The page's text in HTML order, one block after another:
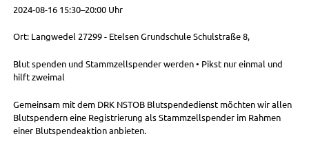
2024-08-16 15:30–20:00 Uhr
Ort: Langwedel 27299 - Etelsen Grundschule Schulstraße 8,
Blut spenden und Stammzellspender werden • Pikst nur einmal und
hilft zweimal
Gemeinsam mit dem DRK NSTOB Blutspendedienst möchten wir allen
Blutspendern eine Registrierung als Stammzellspender im Rahmen
einer Blutspendeaktion anbieten.